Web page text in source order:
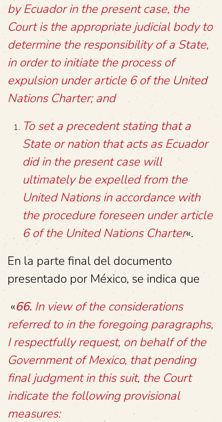
by Ecuador in the present case, the
Court is the appropriate judicial body to
determine the responsibility of a State,
in order to initiate the process of
expulsion under article 6 of the United
Nations Charter; and
To set a precedent stating that a
State or nation that acts as Ecuador
did in the present case will
ultimately be expelled from the
United Nations in accordance with
the procedure foreseen under article
6 of the United Nations Charter«.
En la parte final del documento
presentado por México, se indica que
«66. In view of the considerations
referred to in the foregoing paragraphs,
I respectfully request, on behalf of the
Government of Mexico, that pending
final judgment in this suit, the Court
indicate the following provisional
measures: